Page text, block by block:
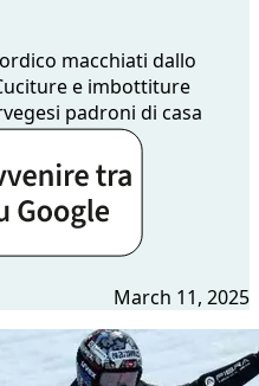
macchiati dallo
e imbottiture
padroni di casa
March 11, 2025